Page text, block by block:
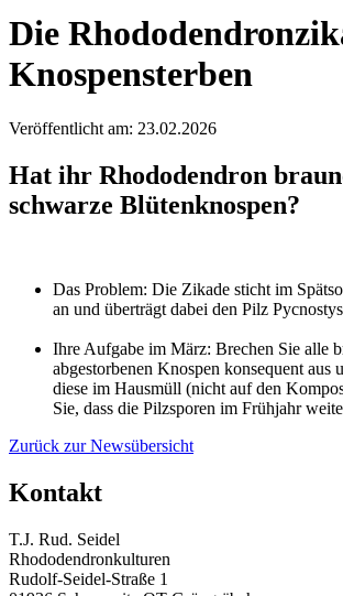
Die
Knospensterben
Veröffentlicht am: 23.02.2026
Hat ihr Rhododendron
schwarze Blütenknospen?
Das Problem: Die Zikade sticht im
an und überträgt dabei den Pilz
Ihre Aufgabe im März: Brechen Sie alle
abgestorbenen Knospen konsequent aus
diese im Hausmüll (nicht auf den
Sie, dass die Pilzsporen im Frühjahr
Zurück zur Newsübersicht
Kontakt
T.J. Rud. Seidel
Rhododendronkulturen
Rudolf-Seidel-Straße 1